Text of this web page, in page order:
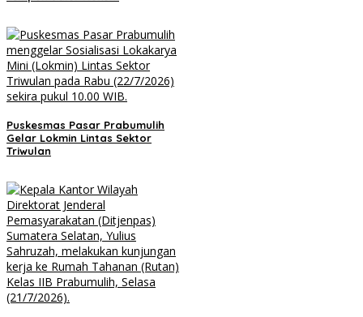
Puskesmas Pasar Prabumulih
Gelar Lokmin Lintas Sektor
Triwulan